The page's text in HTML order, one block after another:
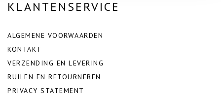
KLANTENSERVICE
ALGEMENE VOORWAARDEN
KONTAKT
VERZENDING EN LEVERING
RUILEN EN RETOURNEREN
PRIVACY STATEMENT